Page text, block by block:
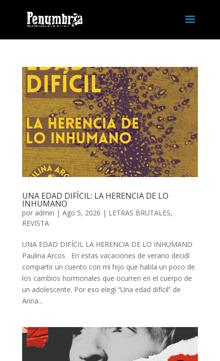
UNA EDAD DIFÍCIL: LA HERENCIA DE LO
INHUMANO
por admin | Ago 5, 2026 | LETRAS BRUTALES,
REVISTA
UNA EDAD DIFÍCIL LA HERENCIA DE LO INHUMANO
Paulina Arcos En estas vacaciones de verano decidí
compartir un cuento con mi hijo que habla un poco de
los cambios hormonales que ocurren en el cuerpo de
un adolescente. Por eso elegí “Una edad difícil” de
Anna...